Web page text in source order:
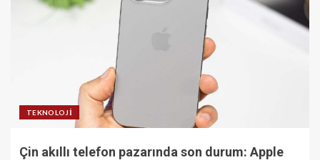
TEKNOLOJI
Çin akıllı telefon pazarında son durum: Apple